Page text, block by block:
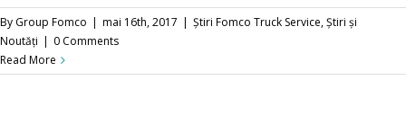
By Group Fomco | mai 16th, 2017 | Știri Fomco Truck Service,Știri și
Noutăți | 0 Comments
Read More